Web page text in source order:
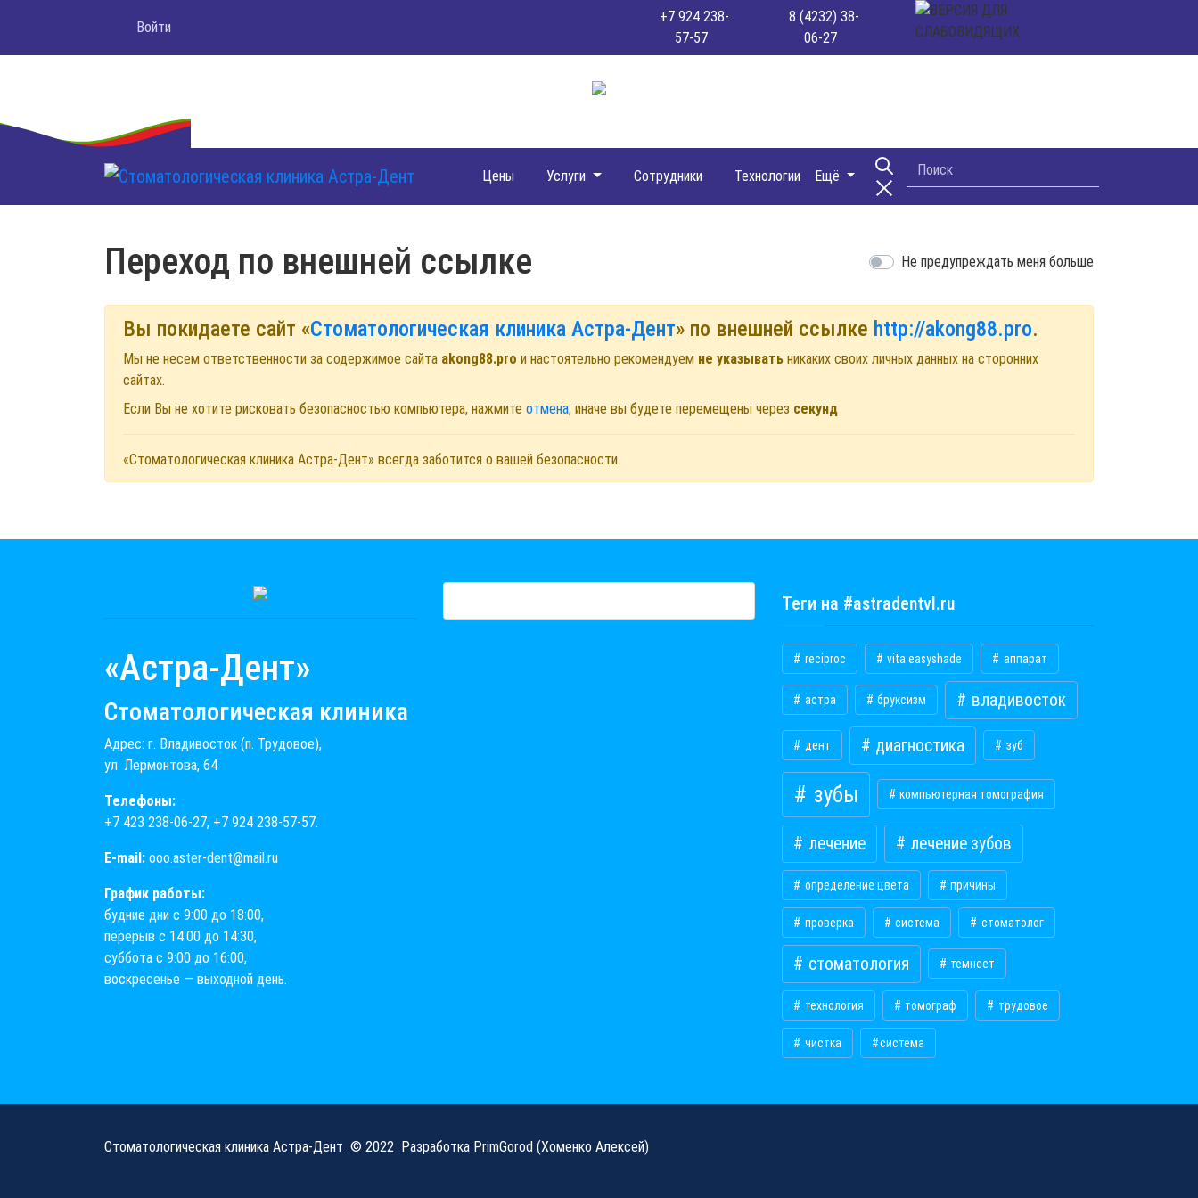
Войти
+7 924 238-
57-57
8 (4232) 38-
06-27
Цены Услуги Сотрудники Технологии Ещё
Переход по внешней ссылке Не предупреждать меня больше
Вы покидаете сайт «Стоматологическая клиника Астра-Дент» по внешней ссылке http://akong88.pro.
Мы не несем ответственности за содержимое сайта akong88.pro и настоятельно рекомендуем не указывать никаких своих личных данных на сторонних
сайтах.
Если Вы не хотите рисковать безопасностью компьютера, нажмите отмена, иначе вы будете перемещены через секунд
«Стоматологическая клиника Астра-Дент» всегда заботится о вашей безопасности.
«Астра-Дент»
Стоматологическая клиника
Адрес: г. Владивосток (п. Трудовое),
ул. Лермонтова, 64
Телефоны:
+7 423 238-06-27, +7 924 238-57-57.
E-mail: ooo.aster-dent@mail.ru
График работы:
будние дни с 9:00 до 18:00,
перерыв с 14:00 до 14:30,
суббота с 9:00 до 16:00,
воскресенье — выходной день.
Теги на #astradentvl.ru
reciproc vita easyshade аппарат
астра бруксизм владивосток
дент диагностика зуб
зубы компьютерная томография
лечение лечение зубов
определение цвета причины
проверка система стоматолог
стоматология темнеет
технология томограф трудовое
чистка ​система
Стоматологическая клиника Астра-Дент © 2022 Разработка PrimGorod (Хоменко Алексей)